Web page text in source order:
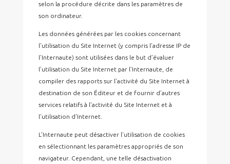
selon la procédure décrite dans les paramètres de
son ordinateur.
Les données générées par les cookies concernant
l’utilisation du Site Internet (y compris l’adresse IP de
l’Internaute) sont utilisées dans le but d’évaluer
l’utilisation du Site Internet par l’Internaute, de
compiler des rapports sur l’activité du Site Internet à
destination de son Éditeur et de fournir d’autres
services relatifs à l’activité du Site Internet et à
l’utilisation d’Internet.
L’Internaute peut désactiver l’utilisation de cookies
en sélectionnant les paramètres appropriés de son
navigateur. Cependant, une telle désactivation